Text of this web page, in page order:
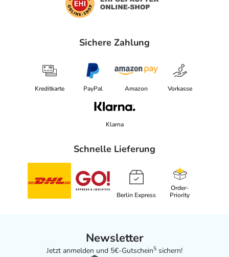
Sichere Zahlung
Kreditkarte PayPal Amazon Vorkasse
Klarna
Schnelle Lieferung
Berlin Express
Order-
Priority
Newsletter
Jetzt anmelden und 5€-Gutschein5 sichern!